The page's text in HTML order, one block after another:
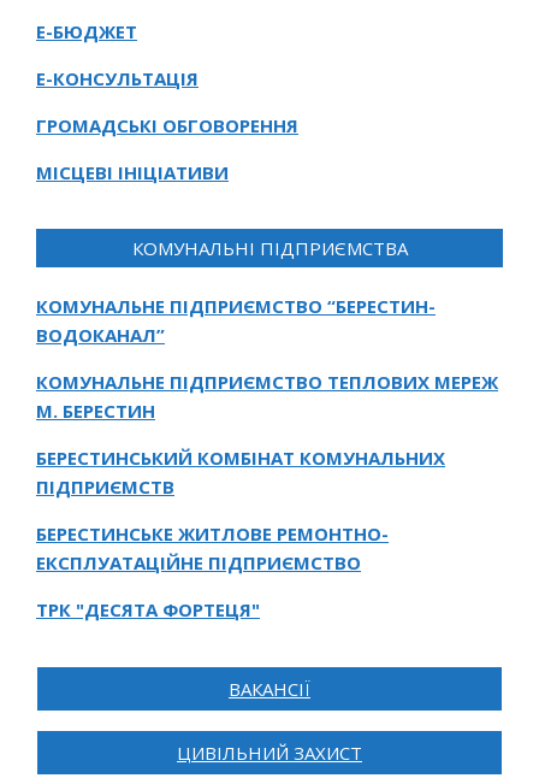
Е-БЮДЖЕТ
Е-КОНСУЛЬТАЦІЯ
ГРОМАДСЬКІ ОБГОВОРЕННЯ
МІСЦЕВІ ІНІЦІАТИВИ
КОМУНАЛЬНІ ПІДПРИЄМСТВА
КОМУНАЛЬНЕ ПІДПРИЄМСТВО “БЕРЕСТИН-
ВОДОКАНАЛ”
КОМУНАЛЬНЕ ПІДПРИЄМСТВО ТЕПЛОВИХ МЕРЕЖ
М. БЕРЕСТИН
БЕРЕСТИНСЬКИЙ КОМБІНАТ КОМУНАЛЬНИХ
ПІДПРИЄМСТВ
БЕРЕСТИНСЬКЕ ЖИТЛОВЕ РЕМОНТНО-
ЕКСПЛУАТАЦІЙНЕ ПІДПРИЄМСТВО
ТРК "ДЕСЯТА ФОРТЕЦЯ"
ВАКАНСІЇ
ЦИВІЛЬНИЙ ЗАХИСТ